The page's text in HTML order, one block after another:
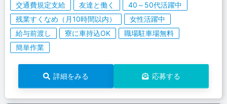
交通費規定支給
友達と働く
40～50代活躍中
残業すくなめ（月10時間以内）
女性活躍中
給与前渡し
寮に車持込OK
職場駐車場無料
簡単作業
詳細をみる 応募する